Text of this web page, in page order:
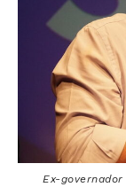
Ex-